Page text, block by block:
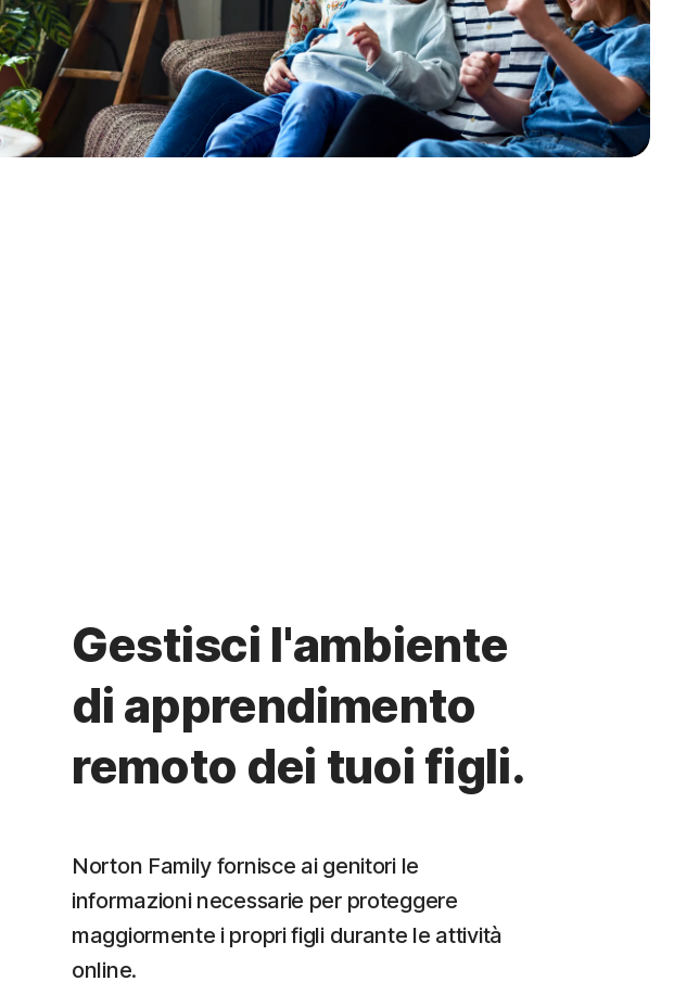
Gestisci l'ambiente
di apprendimento
remoto dei tuoi figli.
Norton Family fornisce ai genitori le
informazioni necessarie per proteggere
maggiormente i propri figli durante le attività
online.